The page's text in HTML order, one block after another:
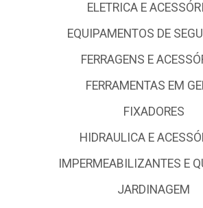
ELETRICA E
EQUIPAMENTOS DE
FERRAGENS E
FERRAMENTAS EM
FIXADORES
HIDRAULICA E
IMPERMEABILIZANTES E
JARDINAGEM